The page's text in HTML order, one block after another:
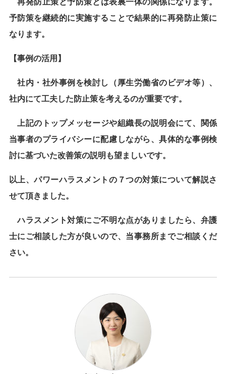
予防策を継続的に実施することで結果的に再発防止策に
なります。
【事例の活用】
社内・社外事例を検討し（厚生労働省のビデオ等）、
社内にて工夫した防止策を考えるのが重要です。
上記のトップメッセージや組織長の説明会にて、関係
当事者のプライバシーに配慮しながら、具体的な事例検
討に基づいた改善策の説明も望ましいです。
以上、パワーハラスメントの７つの対策について解説さ
せて頂きました。
ハラスメント対策にご不明な点がありましたら、弁護
士にご相談した方が良いので、当事務所までご相談くだ
さい。